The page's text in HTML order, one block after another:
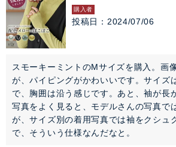
購入者
投稿日 2024/07/06
スモーキーミントのMサイズを購入。画
が、パイピングがかわいいです。サイズ
で、胸囲は沿う感じです。あと、袖が長
写真をよく見ると、モデルさんの写真で
が、サイズ別の着用写真では袖をクシュ
で、そういう仕様なんだなと。